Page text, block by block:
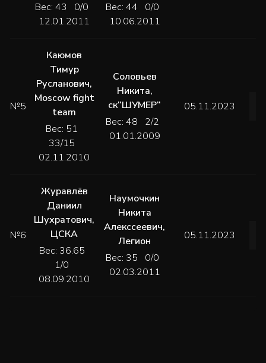
Вес: 43 0/0
12.01.2011
Вес: 44 0/0
10.06.2011
№5
Каюмов
Тимур
Русланович,
Moscow fight
team
Вес: 51
33/15
02.11.2010
Соловьев
Никита,
ск“ШУМЕР“
Вес: 48 2/2
01.01.2009
05.11.2023
№6
Журавлёв
Даниил
Шухратович,
ЦСКА
Вес: 36.65
1/0
08.09.2010
Наумочкин
Никита
Алекссеевич,
Легион
Вес: 35 0/0
02.03.2011
05.11.2023